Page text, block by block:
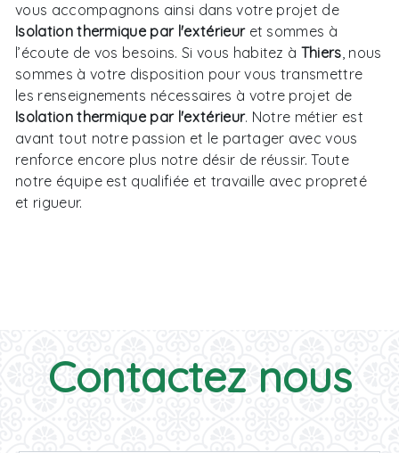
vous accompagnons ainsi dans votre projet de
Isolation thermique par l'extérieuret sommes à
l’écoute de vos besoins. Si vous habitez à Thiers, nous
sommes à votre disposition pour vous transmettre
les renseignements nécessaires à votre projet de
Isolation thermique par l'extérieur. Notre métier est
avant tout notre passion et le partager avec vous
renforce encore plus notre désir de réussir. Toute
notre équipe est qualifiée et travaille avec propreté
et rigueur.
Contactez nous